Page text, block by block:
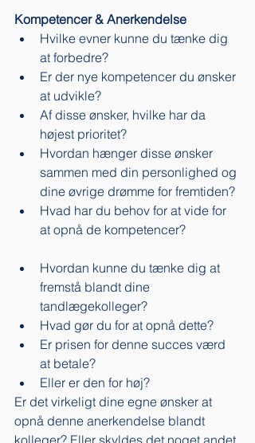
Kompetencer & Anerkendelse
Hvilke evner kunne du tænke dig
at forbedre?
Er der nye kompetencer du ønsker
at udvikle?
Af disse ønsker, hvilke har da
højest prioritet?
Hvordan hænger disse ønsker
sammen med din personlighed og
dine øvrige drømme for fremtiden?
Hvad har du behov for at vide for
at opnå de kompetencer?
Hvordan kunne du tænke dig at
fremstå blandt dine
tandlægekolleger?
Hvad gør du for at opnå dette?
Er prisen for denne succes værd
at betale?
Eller er den for høj?
Er det virkeligt dine egne ønsker at
opnå denne anerkendelse blandt